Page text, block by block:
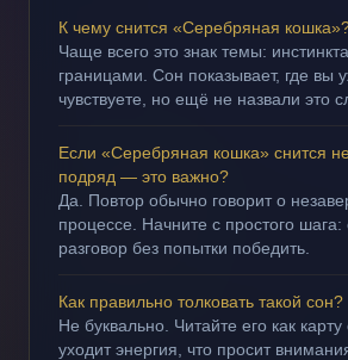
К чему снится «Серебряная
Чаще всего это знак темы:
границами. Сон показывает, где вы
чувствуете, но ещё не назвали это
Если «Серебряная кошка» снится
подряд — это важно?
Да. Повтор обычно говорит о
процессе. Начните с простого
разговор без попытки победить.
Как правильно толковать такой сон?
Не буквально. Читайте его как карту
уходит энергия, что просит